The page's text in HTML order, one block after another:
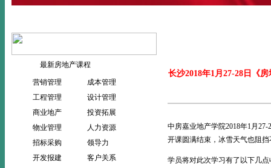
最新房地产课程
营销管理
成本管理
工程管理
设计管理
商业地产
投资拓展
物业管理
人力资源
招标采购
领导力
开发报建
客户关系
长沙2018年1月27-28日《
中房嘉业地产学院2018年1月
开课圆满结束，冰雪天气也阻
学员将对此次学习有了以下几点